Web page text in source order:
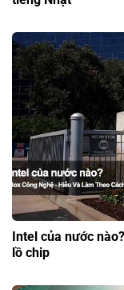
Intel của nước
lồ chip